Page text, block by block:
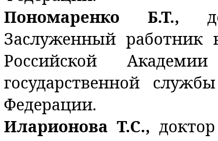
Пономаренко Б.Т.,
Заслуженный
Российской
государственной
Федерации.
Иларионова Т.С.,